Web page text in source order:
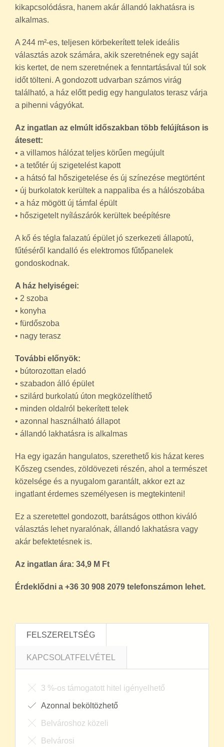
kikapcsolódásra, hanem akár állandó lakhatásra is
alkalmas.
A 244 m²-es, teljesen körbekerített telek ideális
választás azok számára, akik szeretnének egy saját
kis kertet, de nem szeretnének a fenntartásával túl sok
időt tölteni. A gondozott udvarban számos virág
található, a ház előtt pedig egy hangulatos terasz várja
a pihenni vágyókat.
Az ingatlan az elmúlt időszakban több felújításon is
átesett:
• a villamos hálózat teljes körűen megújult
• a tetőtér új szigetelést kapott
• a hátsó fal hőszigetelése és új színezése megtörtént
• új burkolatok kerültek a nappaliba és a hálószobába
• a ház mögött új támfal épült
• hőszigetelt nyílászárók kerültek beépítésre
A kő és tégla falazatú épület jó szerkezeti állapotú,
fűtéséről kandalló és elektromos fűtőpanelek
gondoskodnak.
A ház helyiségei:
• 2 szoba
• konyha
• fürdőszoba
• nagy terasz
További előnyök:
• bútorozottan eladó
• szabadon álló épület
• szilárd burkolatú úton megközelíthető
• minden oldalról bekerített telek
• azonnal használható állapot
• állandó lakhatásra is alkalmas
Ha egy igazán hangulatos, szerethető kis házat keres
Kőszeg csendes, zöldövezeti részén, ahol a természet
közelsége és a nyugalom garantált, akkor ezt az
ingatlant érdemes személyesen is megtekinteni!
Ez a szeretettel gondozott, barátságos otthon kiváló
választás lehet nyaralónak, állandó lakhatásra vagy
akár befektetésnek is.
Az ingatlan ára: 34,9 M Ft
Érdeklődni a +36 30 908 2079 telefonszámon lehet.
FELSZERELTSÉG
KAPCSOLATFELVÉTEL
3 %-os támogatott hitel igényelhető
Azonnal beköltözhető
Belvároshoz közeli
Belvárosi